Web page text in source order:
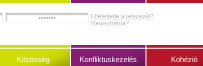
Elfelejtette a jelszavát?
Regisztrálna?
Közösség Konfliktuskezelés Kohézió